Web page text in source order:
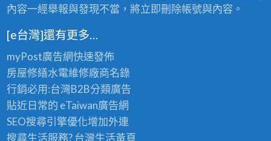
內容一經舉報與發現不當，將立即刪除帳號與內容。
[e台灣]還有更多…
myPost廣告網快速發佈
房屋修繕水電維修廠商名錄
行銷必用:台灣B2B分類廣告
貼近日常的 eTaiwan廣告網
SEO搜尋引擎優化增加外連
搜尋生活服務? 台灣生活黃頁